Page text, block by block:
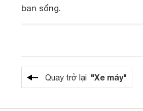
bạn sống.
Quay trở lại "Xe máy"